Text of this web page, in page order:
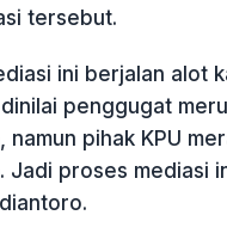
tersebut.
ini berjalan alot
dinilai penggugat
namun pihak KPU
Jadi proses mediasi